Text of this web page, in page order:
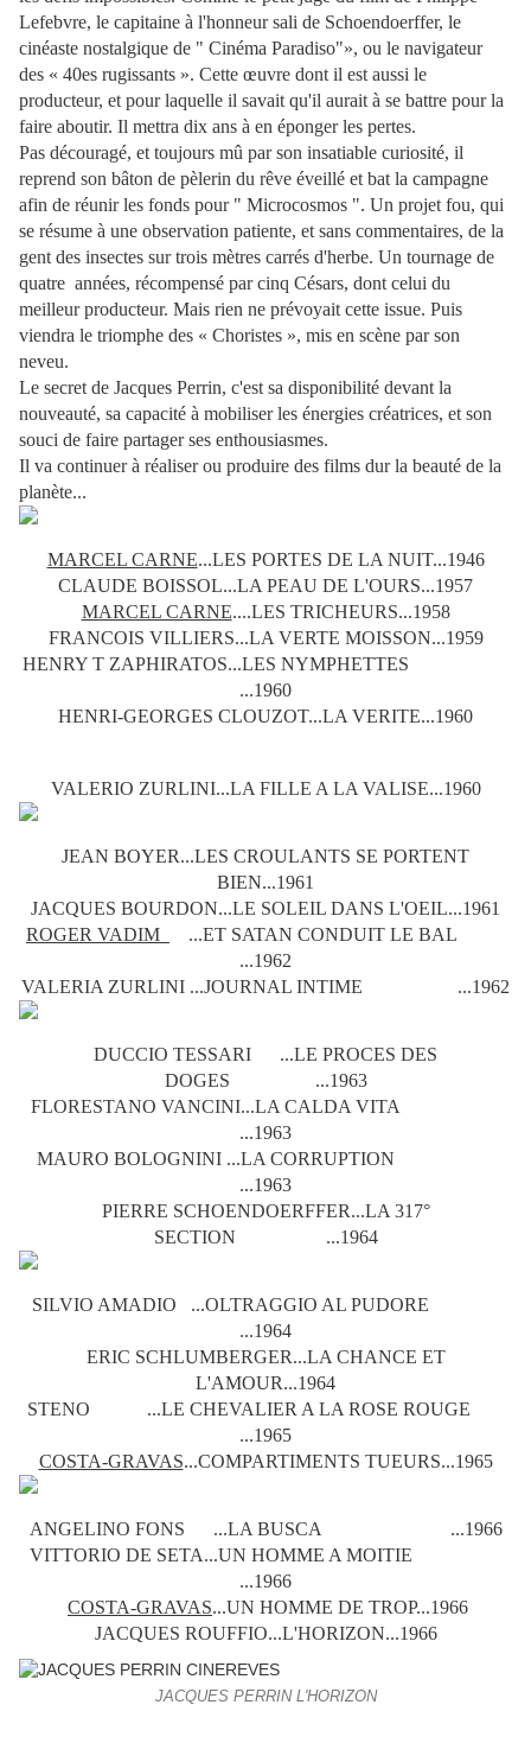
Lefebvre, le capitaine à l'honneur sali de Schoendoerffer, le
cinéaste nostalgique de " Cinéma Paradiso"», ou le navigateur
des « 40es rugissants ». Cette œuvre dont il est aussi le
producteur, et pour laquelle il savait qu'il aurait à se battre pour la
faire aboutir. Il mettra dix ans à en éponger les pertes.
Pas découragé, et toujours mû par son insatiable curiosité, il
reprend son bâton de pèlerin du rêve éveillé et bat la campagne
afin de réunir les fonds pour " Microcosmos ". Un projet fou, qui
se résume à une observation patiente, et sans commentaires, de la
gent des insectes sur trois mètres carrés d'herbe. Un tournage de
quatre années, récompensé par cinq Césars, dont celui du
meilleur producteur. Mais rien ne prévoyait cette issue. Puis
viendra le triomphe des « Choristes », mis en scène par son
neveu.
Le secret de Jacques Perrin, c'est sa disponibilité devant la
nouveauté, sa capacité à mobiliser les énergies créatrices, et son
souci de faire partager ses enthousiasmes.
Il va continuer à réaliser ou produire des films dur la beauté de la
planète...
MARCEL CARNE...LES PORTES DE LA NUIT...1946
CLAUDE BOISSOL...LA PEAU DE L'OURS...1957
MARCEL CARNE....LES TRICHEURS...1958
FRANCOIS VILLIERS...LA VERTE MOISSON...1959
HENRY T ZAPHIRATOS...LES NYMPHETTES
...1960
HENRI-GEORGES CLOUZOT...LA VERITE...1960
VALERIO ZURLINI...LA FILLE A LA VALISE...1960
JEAN BOYER...LES CROULANTS SE PORTENT
BIEN...1961
JACQUES BOURDON...LE SOLEIL DANS L'OEIL...1961
ROGER VADIM
...ET SATAN CONDUIT LE BAL
...1962
VALERIA ZURLINI ...JOURNAL INTIME ...1962
DUCCIO TESSARI ...LE PROCES DES
DOGES ...1963
FLORESTANO VANCINI...LA CALDA VITA
...1963
MAURO BOLOGNINI ...LA CORRUPTION
...1963
PIERRE SCHOENDOERFFER...LA 317°
SECTION ...1964
SILVIO AMADIO ...OLTRAGGIO AL PUDORE
...1964
ERIC SCHLUMBERGER...LA CHANCE ET
L'AMOUR...1964
STENO ...LE CHEVALIER A LA ROSE ROUGE
...1965
COSTA-GRAVAS...COMPARTIMENTS TUEURS...1965
ANGELINO FONS ...LA BUSCA ...1966
VITTORIO DE SETA...UN HOMME A MOITIE
...1966
COSTA-GRAVAS...UN HOMME DE TROP...1966
JACQUES ROUFFIO...L'HORIZON...1966
JACQUES PERRIN L'HORIZON